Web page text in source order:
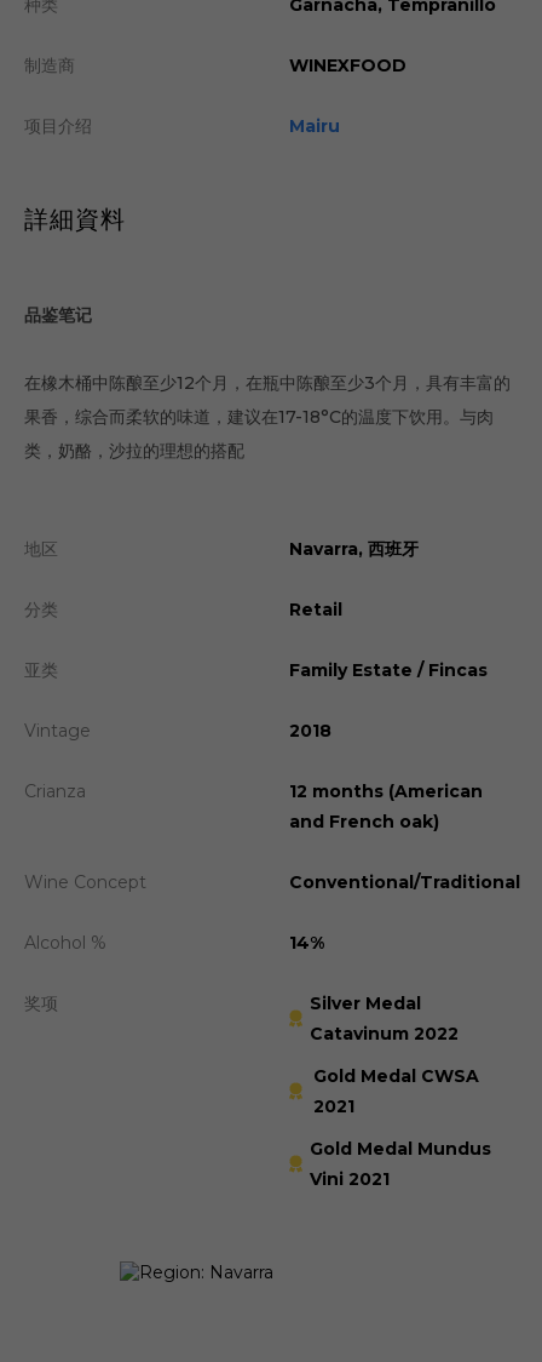
种类 Garnacha, Tempranillo
制造商 WINEXFOOD
项目介绍 Mairu
詳細資料
品鉴笔记
在橡木桶中陈酿至少12个月，在瓶中陈酿至少3个月，具有丰富的
果香，综合而柔软的味道，建议在17-18°C的温度下饮用。与肉
类，奶酪，沙拉的理想的搭配
地区 Navarra, 西班牙
分类 Retail
亚类 Family Estate / Fincas
Vintage 2018
Crianza
12 months (American
and French oak)
Wine Concept Conventional/Traditional
Alcohol % 14%
奖项
Silver Medal
Catavinum 2022
Gold Medal CWSA
2021
Gold Medal Mundus
Vini 2021